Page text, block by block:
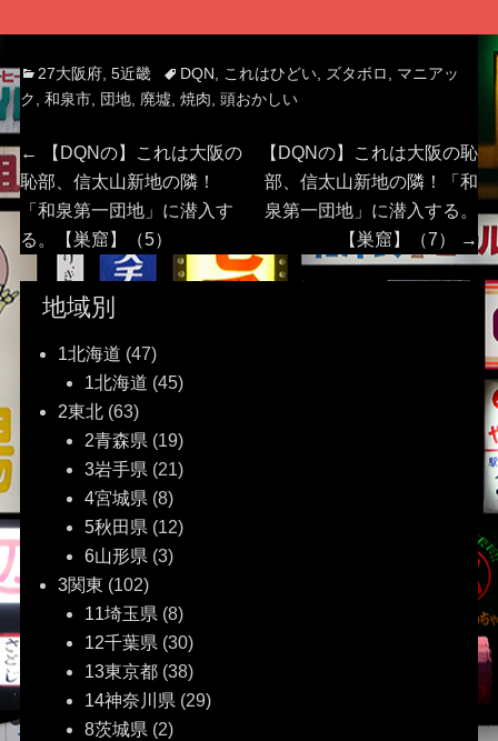
Categories
27大阪府, 5近畿 TagsDQN, これはひどい, ズタボロ, マニアッ
ク, 和泉市, 団地, 廃墟, 焼肉, 頭おかしい
投
稿
ナ
ビ
ゲ
ー
ョ
ン
←
Previous
post:
【DQNの】これは大阪の
恥部、信太山新地の隣！
「和泉第一団地」に潜入す
る。【巣窟】（5）
Next
post:
【DQNの】これは大阪の恥
部、信太山新地の隣！「和
泉第一団地」に潜入する。
【巣窟】（7）
→
地域別
1北海道 (47)
1北海道 (45)
2東北(63)
2青森県 (19)
3岩手県 (21)
4宮城県 (8)
5秋田県 (12)
6山形県 (3)
3関東 (102)
11埼玉県 (8)
12千葉県 (30)
13東京都(38)
14神奈川県 (29)
8茨城県 (2)